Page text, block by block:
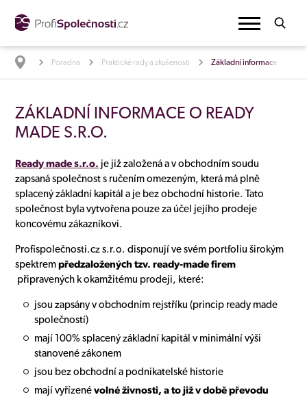
Poradna Praktické rady a zkušenosti Základní informace o
ZÁKLADNÍ INFORMACE O READY
MADE S.R.O.
Ready made s.r.o. je již založená a v obchodním soudu
zapsaná společnost s ručením omezeným, která má plně
splacený základní kapitál a je bez obchodní historie. Tato
společnost byla vytvořena pouze za účel jejího prodeje
koncovému zákazníkovi.
Profispolečnosti.cz s.r.o. disponují ve svém portfoliu širokým
spektrempředzaložených tzv. ready-made firem
připravených k okamžitému prodeji, které:
jsou zapsány v obchodním rejstříku (princip ready made
společností)
mají 100% splacený základní kapitál v minimální výši
stanovené zákonem
jsou bez obchodní a podnikatelské historie
mají vyřízenévolné živnosti, a to již v době převodu